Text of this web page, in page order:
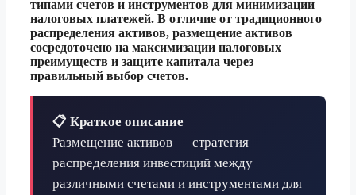
типами счетов и инструментов для минимизации
налоговых платежей. В отличие от традиционного
распределения активов, размещение активов
сосредоточено на максимизации налоговых
преимуществ и защите капитала через
правильный выбор счетов.
📋 Краткое описание
Размещение активов — стратегия
распределения инвестиций между
различными счетами и инструментами для